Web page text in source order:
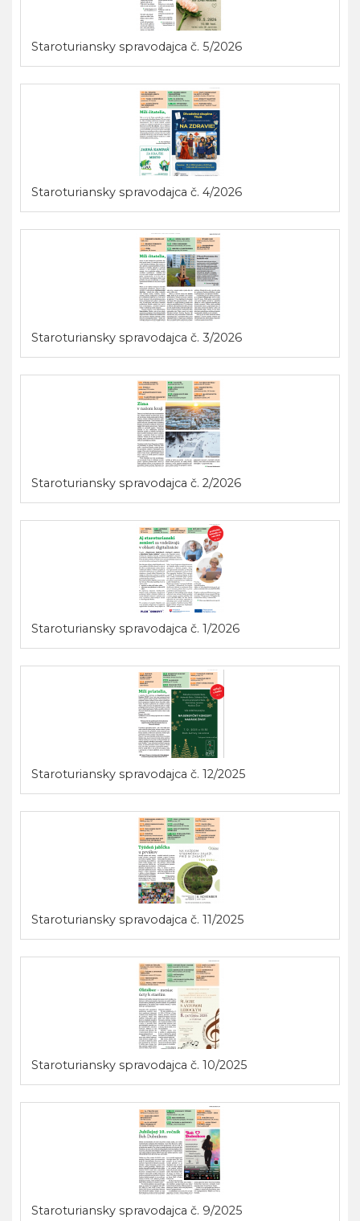
Staroturiansky spravodajca č. 5/2026
Staroturiansky spravodajca č. 4/2026
Staroturiansky spravodajca č. 3/2026
Staroturiansky spravodajca č. 2/2026
Staroturiansky spravodajca č. 1/2026
Staroturiansky spravodajca č. 12/2025
Staroturiansky spravodajca č. 11/2025
Staroturiansky spravodajca č. 10/2025
Staroturiansky spravodajca č. 9/2025